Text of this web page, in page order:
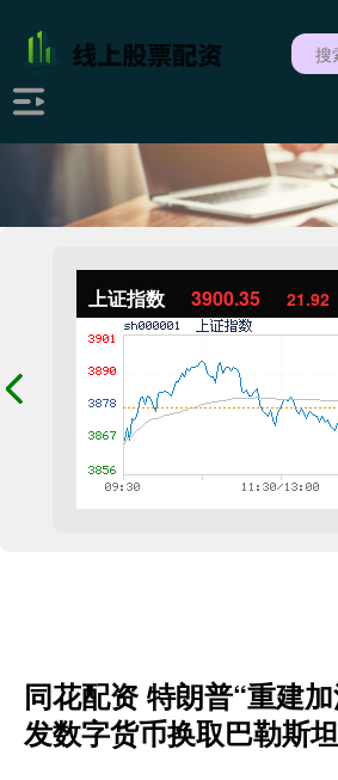
上证指数 3900.35 21.92
同花配资 特朗普“重建
发数字货币换取巴勒斯